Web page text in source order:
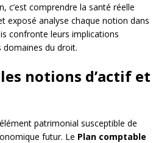
c’est comprendre la santé réelle
exposé analyse chaque notion dans
confronte leurs implications
domaines du droit.
notions d’actif et
patrimonial susceptible de
futur. Le Plan comptable